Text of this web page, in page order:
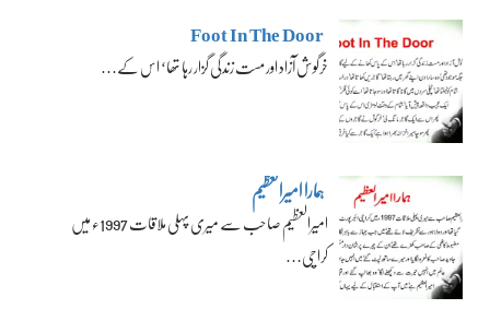
Foot In The Door
خرگوش آزاد اور مست زندگی گزار رہا تھا‘ اس کے…
ہمارا امیرالعظیم
امیرالعظیم صاحب سے میری پہلی ملاقات 1997ء میں
کراچی…